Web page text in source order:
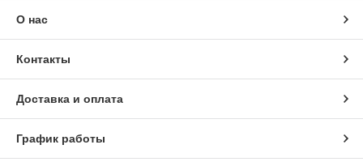
О нас
Контакты
Доставка и оплата
График работы